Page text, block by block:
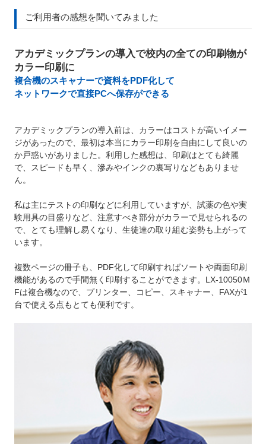
ご利用者の感想を聞いてみました
アカデミックプランの導入で校内の全ての印刷物が
カラー印刷に
複合機のスキャナーで資料をPDF化して
ネットワークで直接PCへ保存ができる
アカデミックプランの導入前は、カラーはコストが高いイメー
ジがあったので、最初は本当にカラー印刷を自由にして良いの
か戸惑いがありました。利用した感想は、印刷はとても綺麗
で、スピードも早く、滲みやインクの裏写りなどもありませ
ん。
私は主にテストの印刷などに利用していますが、試薬の色や実
験用具の目盛りなど、注意すべき部分がカラーで見せられるの
で、とても理解し易くなり、生徒達の取り組む姿勢も上がって
います。
複数ページの冊子も、PDF化して印刷すればソートや両面印刷
機能があるので手間無く印刷することができます。LX-10050Ｍ
Fは複合機なので、プリンター、コピー、スキャナー、FAXが1
台で使える点もとても便利です。